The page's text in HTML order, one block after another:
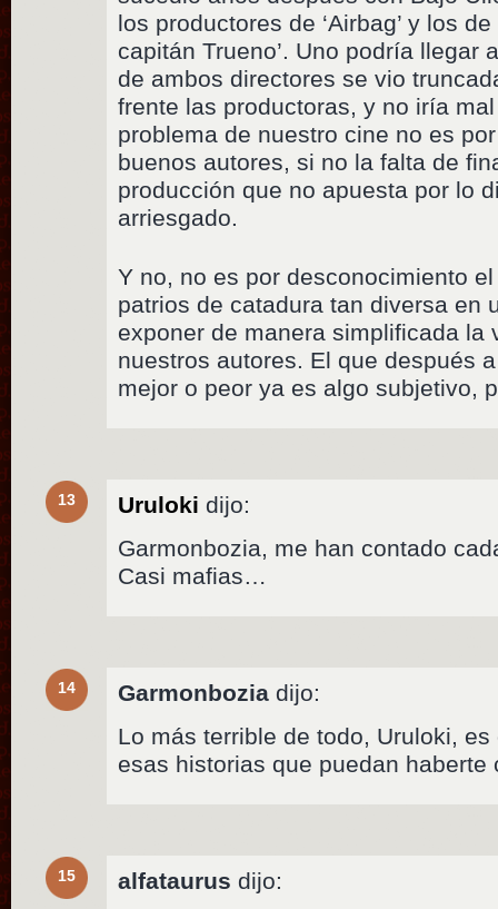
los productores de ‘Airbag’ y los
capitán Trueno’. Uno podría llegar
de ambos directores se vio
frente las productoras, y no iría
problema de nuestro cine no es
buenos autores, si no la falta de
producción que no apuesta por lo
arriesgado.
Y no, no es por desconocimiento
patrios de catadura tan diversa en
exponer de manera simplificada la
nuestros autores. El que después
mejor o peor ya es algo subjetivo,
13 Uruloki dijo:
Garmonbozia, me han contado
Casi mafias…
14 Garmonbozia dijo:
Lo más terrible de todo, Uruloki,
esas historias que puedan haberte
15 alfataurus dijo: